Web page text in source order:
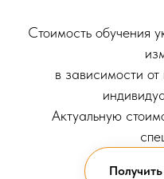
Стоимость обучения
в зависимости
Актуальную